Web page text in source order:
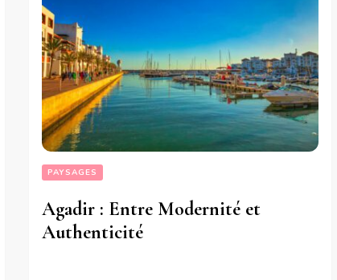
PAYSAGES
Agadir : Entre Modernité et
Authenticité